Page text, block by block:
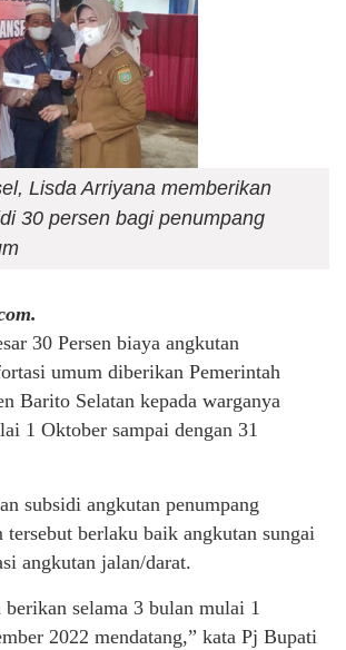
Lisda Arriyana memberikan
30 persen bagi penumpang
30 Persen biaya angkutan
umum diberikan Pemerintah
Barito Selatan kepada warganya
1 Oktober sampai dengan 31
subsidi angkutan penumpang
berlaku baik angkutan sungai
angkutan jalan/darat.
selama 3 bulan mulai 1
2022 mendatang,” kata Pj Bupati